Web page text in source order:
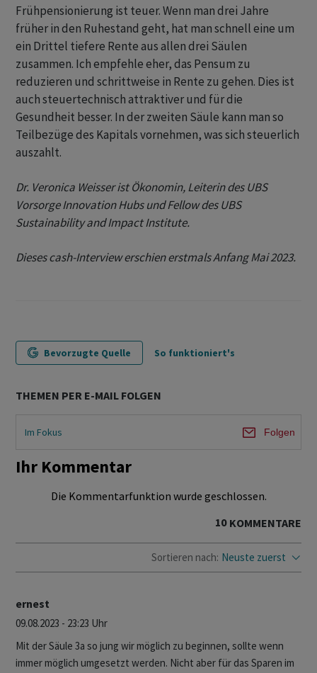
Frühpensionierung ist teuer. Wenn man drei Jahre
früher in den Ruhestand geht, hat man schnell eine um
ein Drittel tiefere Rente aus allen drei Säulen
zusammen. Ich empfehle eher, das Pensum zu
reduzieren und schrittweise in Rente zu gehen. Dies ist
auch steuertechnisch attraktiver und für die
Gesundheit besser. In der zweiten Säule kann man so
Teilbezüge des Kapitals vornehmen, was sich steuerlich
auszahlt.
Dr. Veronica Weisser ist Ökonomin, Leiterin des UBS
Vorsorge Innovation Hubs und Fellow des UBS
Sustainability and Impact Institute.
Dieses cash-Interview erschien erstmals Anfang Mai 2023.
Bevorzugte Quelle So funktioniert's
THEMEN PER E-MAIL FOLGEN
Im Fokus Folgen
Ihr Kommentar
Die Kommentarfunktion wurde geschlossen.
10 KOMMENTARE
Sortieren nach: Neuste zuerst
ernest
09.08.2023 - 23:23 Uhr
Mit der Säule 3a so jung wir möglich zu beginnen, sollte wenn
immer möglich umgesetzt werden. Nicht aber für das Sparen im